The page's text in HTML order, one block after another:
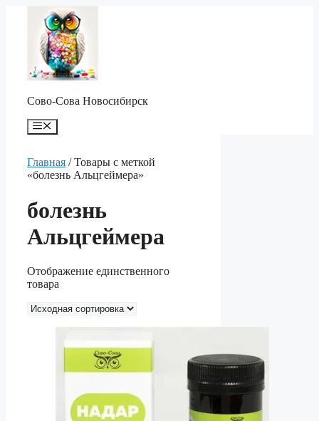
содержимому
Сово-Сова Новосибирск
Меню
Главная / Товары с меткой
«болезнь Альцгеймера»
болезнь
Альцгеймера
Отображение единственного
товара